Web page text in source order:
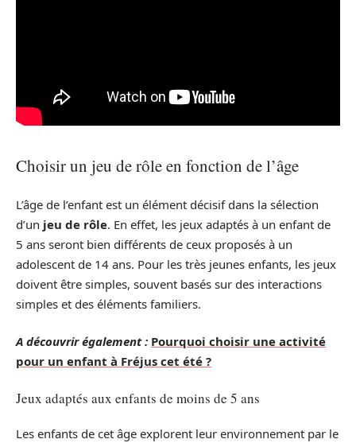
Choisir un jeu de rôle en fonction de l’âge
L’âge de l’enfant est un élément décisif dans la sélection
d’un jeu de rôle. En effet, les jeux adaptés à un enfant de
5 ans seront bien différents de ceux proposés à un
adolescent de 14 ans. Pour les très jeunes enfants, les jeux
doivent être simples, souvent basés sur des interactions
simples et des éléments familiers.
A découvrir également : Pourquoi choisir une activité
pour un enfant à Fréjus cet été ?
Jeux adaptés aux enfants de moins de 5 ans
Les enfants de cet âge explorent leur environnement par le